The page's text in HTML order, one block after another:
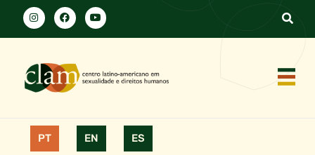
PT EN ES